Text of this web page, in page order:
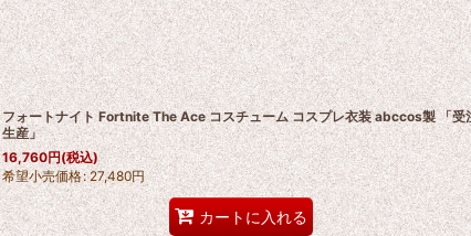
フォートナイト Fortnite The Ace コスチューム コスプレ衣装 abccos製 「受
生産」
16,760円(税込)
希望小売価格: 27,480円
カートに入れる